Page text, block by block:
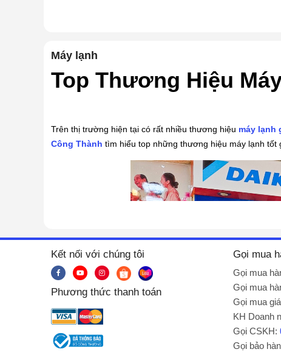
Máy lạnh
Top Thương Hiệu
Trên thị trường hiện tại có rất nhiều thương hiệu máy lạnh
Công Thành tìm hiểu top những thương hiệu máy lạnh tốt
Kết nối với chúng tôi
Phương thức thanh toán
Gọi mua
Gọi mua
Gọi mua
Gọi mua
KH Doanh
Gọi CSKH:
Gọi bảo